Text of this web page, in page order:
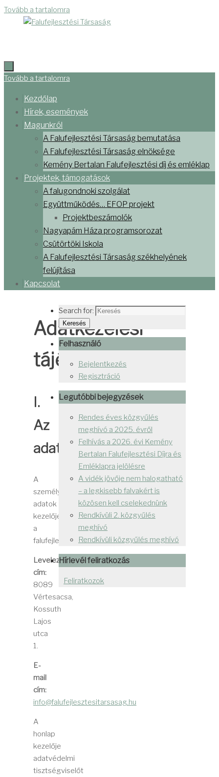
Tovább a tartalomra
Tovább a tartalomra
Kezdőlap
Hírek, események
Magunkról
A Falufejlesztési Társaság bemutatása
A Falufejlesztési Társaság elnöksége
Kemény Bertalan Falufejlesztési díj és emléklap
Projektek, támogatások
A falugondnoki szolgálat
Együttműködés… EFOP projekt
Projektbeszámolók
Nagyapám Háza programsorozat
Csütörtöki Iskola
A Falufejlesztési Társaság székhelyének
felújítása
Kapcsolat
Adatkezelési
tájékoztató
I.
Az
adatkezelő
A
személyes
adatok
kezelője
a
falufejlesztesitarsasag.hu.
Levelezési
cím:
8089
Vértesacsa,
Kossuth
Lajos
utca
1.
E-
mail
cím:
info@falufejlesztesitarsasag.hu
A
honlap
kezelője
adatvédelmi
tisztségviselőt
Search for:
Keresés
Felhasználó
Bejelentkezés
Regisztráció
Legutóbbi bejegyzések
Rendes éves közgyűlés
meghívó a 2025. évről
Felhívás a 2026. évi Kemény
Bertalan Falufejlesztési Díjra és
Emléklapra jelölésre
A vidék jövője nem halogatható
– a legkisebb falvakért is
közösen kell cselekednünk
Rendkívüli 2. közgyűlés
meghívó
Rendkívüli közgyűlés meghívó
Hírlevél feliratkozás
Feliratkozok